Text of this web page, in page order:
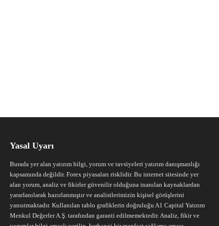
Yasal Uyarı
Burada yer alan yatırım bilgi, yorum ve tavsiyeleri yatırım danışmanlığı
kapsamında değildir. Forex piyasaları risklidir. Bu internet sitesinde yer
alan yorum, analiz ve fikirler güvenilir olduğuna inanılan kaynaklardan
yararlanılarak hazırlanmıştır ve analistlerimizin kişisel görüşlerini
yansıtmaktadır. Kullanılan tablo grafiklerin doğruluğu A1 Capital Yatırım
Menkul Değerler A.Ş. tarafından garanti edilmemektedir. Analiz, fikir ve